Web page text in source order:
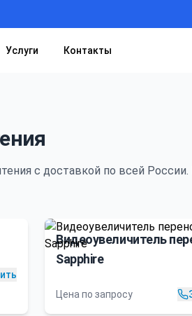
Услуги Контакты
с доставкой по всей
Видеоувеличитель
Sapphire
Цена по запросу